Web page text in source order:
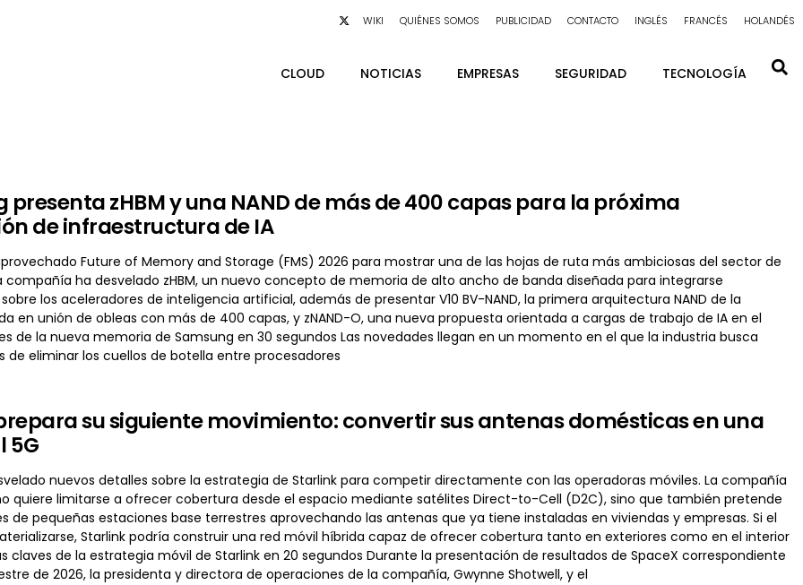
WIKI QUIÉNES SOMOS PUBLICIDAD CONTACTO INGLÉS FRANCÉS HOLANDÉS
CLOUD NOTICIAS EMPRESAS SEGURIDAD TECNOLOGÍA
presenta zHBM y una NAND de más de 400 capas para la próxima
de infraestructura de IA
Future of Memory and Storage (FMS) 2026 para mostrar una de las hojas de ruta más ambiciosas del sector de
compañía ha desvelado zHBM, un nuevo concepto de memoria de alto ancho de banda diseñada para integrarse
los aceleradores de inteligencia artificial, además de presentar V10 BV-NAND, la primera arquitectura NAND de la
en unión de obleas con más de 400 capas, y zNAND-O, una nueva propuesta orientada a cargas de trabajo de IA en el
de la nueva memoria de Samsung en 30 segundos Las novedades llegan en un momento en el que la industria busca
de eliminar los cuellos de botella entre procesadores
su siguiente movimiento: convertir sus antenas domésticas en una
5G
nuevos detalles sobre la estrategia de Starlink para competir directamente con las operadoras móviles. La compañía
quiere limitarse a ofrecer cobertura desde el espacio mediante satélites Direct-to-Cell (D2C), sino que también pretende
de pequeñas estaciones base terrestres aprovechando las antenas que ya tiene instaladas en viviendas y empresas. Si el
Starlink podría construir una red móvil híbrida capaz de ofrecer cobertura tanto en exteriores como en el interior
claves de la estrategia móvil de Starlink en 20 segundos Durante la presentación de resultados de SpaceX correspondiente
de 2026, la presidenta y directora de operaciones de la compañía, Gwynne Shotwell, y el